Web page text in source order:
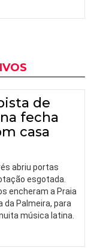
de
fecha
casa
abriu portas
esgotada.
encheram a Praia
da Palmeira, para
música latina.